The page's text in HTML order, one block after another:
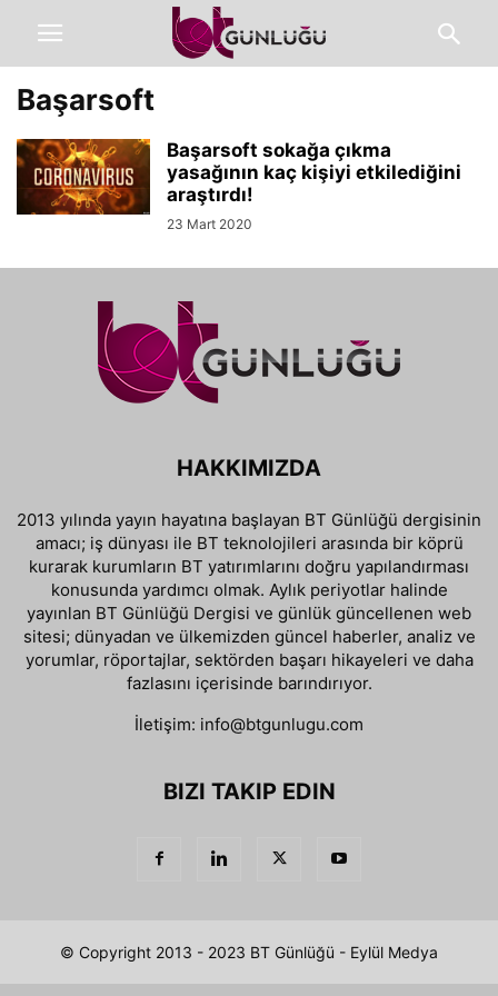
Başarsoft
Başarsoft sokağa çıkma
yasağının kaç kişiyi etkilediğini
araştırdı!
23 Mart 2020
HAKKIMIZDA
2013 yılında yayın hayatına başlayan BT Günlüğü dergisinin
amacı; iş dünyası ile BT teknolojileri arasında bir köprü
kurarak kurumların BT yatırımlarını doğru yapılandırması
konusunda yardımcı olmak. Aylık periyotlar halinde
yayınlan BT Günlüğü Dergisi ve günlük güncellenen web
sitesi; dünyadan ve ülkemizden güncel haberler, analiz ve
yorumlar, röportajlar, sektörden başarı hikayeleri ve daha
fazlasını içerisinde barındırıyor.
İletişim: info@btgunlugu.com
BIZI TAKIP EDIN
© Copyright 2013 - 2023 BT Günlüğü - Eylül Medya